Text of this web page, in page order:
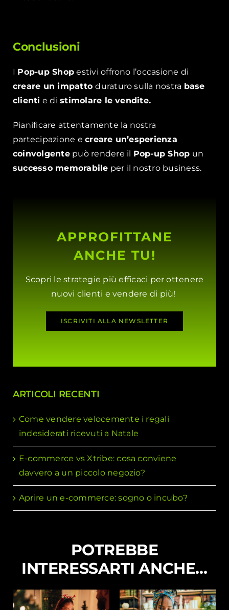
Conclusioni
I Pop-up Shop estivi offrono l’occasione di
creare un impattoduraturo sulla nostra base
clienti e distimolare le vendite.
Pianificare attentamente la nostra
partecipazione ecreare un’esperienza
coinvolgentepuò rendere il Pop-up Shop un
successo memorabile per il nostro business.
APPROFITTANE
ANCHE TU!
Scopri le strategie più efficaci per ottenere
nuovi clienti e vendere di più!
ISCRIVITI ALLA NEWSLETTER
ARTICOLI RECENTI
Come vendere velocemente i regali
indesiderati ricevuti a Natale
E-commerce vs Xtribe: cosa conviene
davvero a un piccolo negozio?
Aprire un e-commerce: sogno o incubo?
POTREBBE
INTERESSARTI ANCHE…